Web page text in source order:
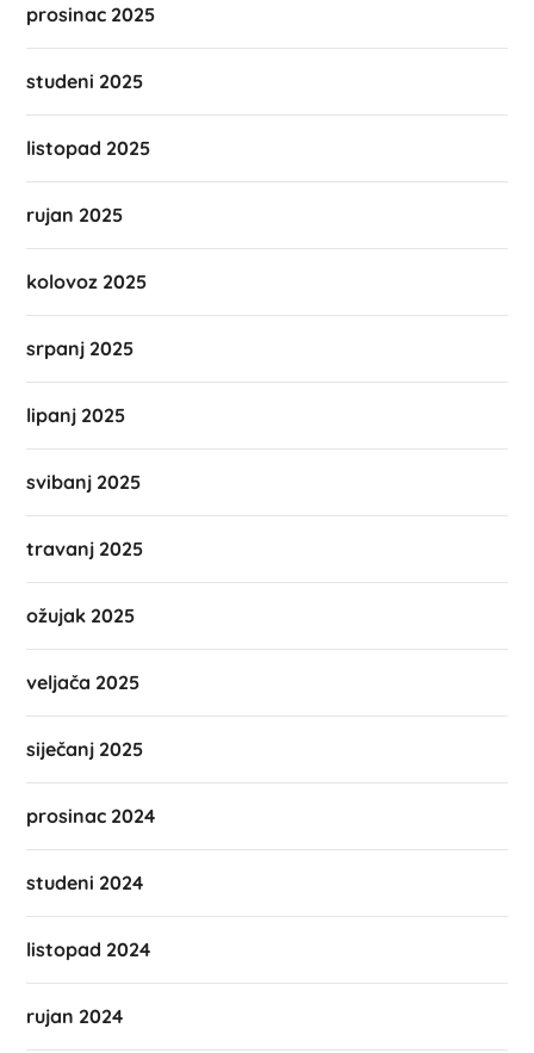
prosinac 2025
studeni 2025
listopad 2025
rujan 2025
kolovoz 2025
srpanj 2025
lipanj 2025
svibanj 2025
travanj 2025
ožujak 2025
veljača 2025
siječanj 2025
prosinac 2024
studeni 2024
listopad 2024
rujan 2024